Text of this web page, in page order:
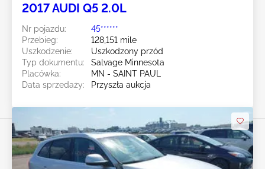
2017 AUDI Q5 2.0L
Nr pojazdu:
45******
Przebieg:
128,151 mile
Uszkodzenie:
Uszkodzony przód
Typ dokumentu:
Salvage Minnesota
Placówka:
MN - SAINT PAUL
Data sprzedaży:
Przyszła aukcja